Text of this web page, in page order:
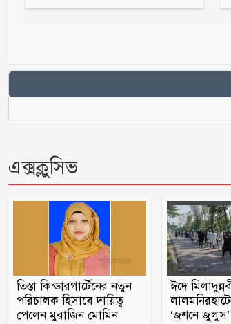
এক্সক্লুসিভ
তিস্তা কিন্ডারগার্টেনের নতুন
পরিচালক হিসাবে দায়িত্ব
পেলেন মুরাজিন মোমিন
ঈদে
‘জশনে জুলুস’